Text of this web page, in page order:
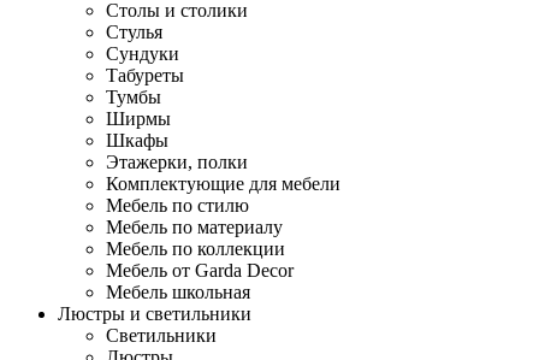
Столы и столики
Стулья
Сундуки
Табуреты
Тумбы
Ширмы
Шкафы
Этажерки, полки
Комплектующие для мебели
Мебель по стилю
Мебель по материалу
Мебель по коллекции
Мебель от Garda Decor
Мебель школьная
Люстры и светильники
Светильники